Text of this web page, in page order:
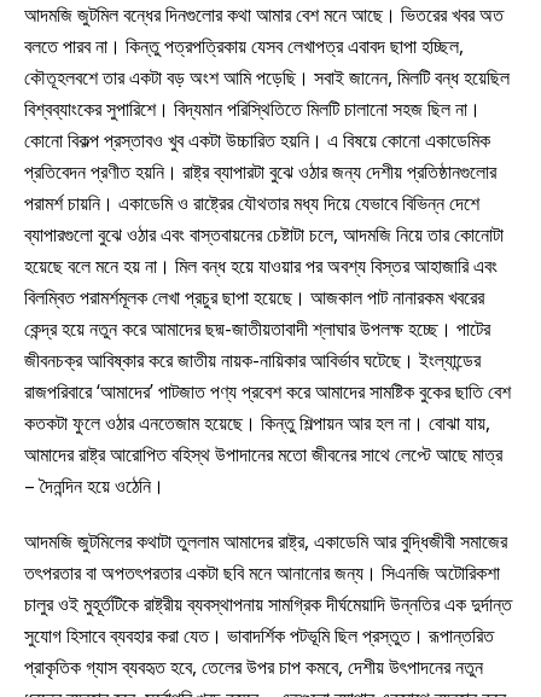
আদমজি জুটমিল বন্ধের দিনগুলোর কথা আমার বেশ মনে আছে। ভিতরের খবর অত
বলতে পারব না। কিন্তু পত্রপত্রিকায় যেসব লেখাপত্র এবাবদ ছাপা হচ্ছিল,
কৌতূহলবশে তার একটা বড় অংশ আমি পড়েছি। সবাই জানেন, মিলটি বন্ধ হয়েছিল
বিশ্বব্যাংকের সুপারিশে। বিদ্যমান পরিস্থিতিতে মিলটি চালানো সহজ ছিল না।
কোনো বিকল্প প্রস্তাবও খুব একটা উচ্চারিত হয়নি। এ বিষয়ে কোনো একাডেমিক
প্রতিবেদন প্রণীত হয়নি। রাষ্ট্র ব্যাপারটা বুঝে ওঠার জন্য দেশীয় প্রতিষ্ঠানগুলোর
পরামর্শ চায়নি। একাডেমি ও রাষ্ট্রের যৌথতার মধ্য দিয়ে যেভাবে বিভিন্ন দেশে
ব্যাপারগুলো বুঝে ওঠার এবং বাস্তবায়নের চেষ্টাটা চলে, আদমজি নিয়ে তার কোনোটা
হয়েছে বলে মনে হয় না। মিল বন্ধ হয়ে যাওয়ার পর অবশ্য বিস্তর আহাজারি এবং
বিলম্বিত পরামর্শমূলক লেখা প্রচুর ছাপা হয়েছে। আজকাল পাট নানারকম খবরের
কেন্দ্র হয়ে নতুন করে আমাদের ছদ্ম-জাতীয়তাবাদী শ্লাঘার উপলক্ষ হচ্ছে। পাটের
জীবনচক্র আবিষ্কার করে জাতীয় নায়ক-নায়িকার আবির্ভাব ঘটেছে। ইংল্যান্ডের
রাজপরিবারে ‘আমাদের’ পাটজাত পণ্য প্রবেশ করে আমাদের সামষ্টিক বুকের ছাতি বেশ
কতকটা ফুলে ওঠার এনতেজাম হয়েছে। কিন্তু শিল্পায়ন আর হল না। বোঝা যায়,
আমাদের রাষ্ট্র আরোপিত বহিস্থ উপাদানের মতো জীবনের সাথে লেপ্টে আছে মাত্র
– দৈনন্দিন হয়ে ওঠেনি।
আদমজি জুটমিলের কথাটা তুললাম আমাদের রাষ্ট্র, একাডেমি আর বুদ্ধিজীবী সমাজের
তৎপরতার বা অপতৎপরতার একটা ছবি মনে আনানোর জন্য। সিএনজি অটোরিকশা
চালুর ওই মুহূর্তটিকে রাষ্ট্রীয় ব্যবস্থাপনায় সামগ্রিক দীর্ঘমেয়াদি উন্নতির এক দুর্দান্ত
সুযোগ হিসাবে ব্যবহার করা যেত। ভাবাদর্শিক পটভূমি ছিল প্রস্তুত। রূপান্তরিত
প্রাকৃতিক গ্যাস ব্যবহৃত হবে, তেলের উপর চাপ কমবে, দেশীয় উৎপাদনের নতুন